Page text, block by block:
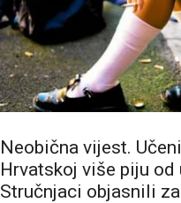
Neobična vijest.
Hrvatskoj više piju od
Stručnjaci objasnili